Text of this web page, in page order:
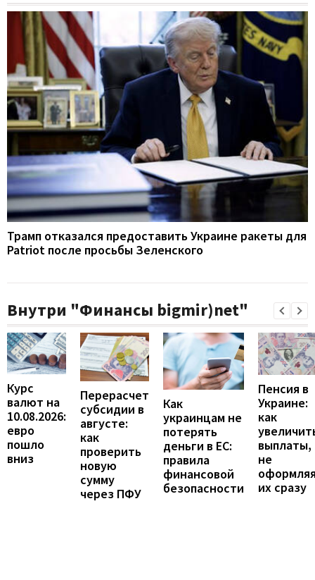
Трамп отказался предоставить Украине ракеты для
Patriot после просьбы Зеленского
Внутри "Финансы bigmir)net"
Курс
валют на
10.08.2026:
евро
пошло
вниз
Перерасчет
субсидии в
августе:
как
проверить
новую
сумму
через ПФУ
Как
украинцам не
потерять
деньги в ЕС:
правила
финансовой
безопасности
Пенсия в
Украине:
как
выплаты,
не
их сразу